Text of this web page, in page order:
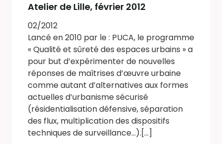
Atelier de Lille, février 2012
02/2012
Lancé en 2010 par le : PUCA, le programme
« Qualité et sûreté des espaces urbains » a
pour but d’expérimenter de nouvelles
réponses de maîtrises d’œuvre urbaine
comme autant d’alternatives aux formes
actuelles d’urbanisme sécurisé
(résidentialisation défensive, séparation
des flux, multiplication des dispositifs
techniques de surveillance...).[...]